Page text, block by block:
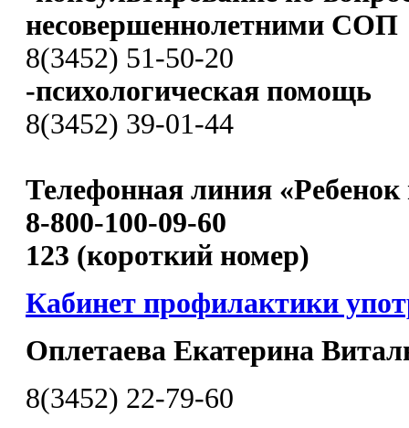
несовершеннолетними СОП
8(3452) 51-50-20
-психологическая помощь
8(3452) 39-01-44
Телефонная линия «Ребенок
8-800-100-09-60
123 (короткий номер)
Кабинет профилактики
Оплетаева Екатерина
8(3452) 22-79-60